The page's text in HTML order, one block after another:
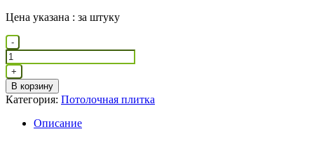
Цена указана : за штуку
Количество
товара
Плита
Бриз
-
+
В корзину
Категория: Потолочная плитка
Описание